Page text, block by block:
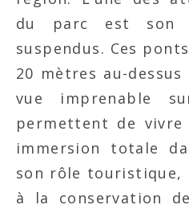
du parc est son
suspendus. Ces
20 mètres au-
vue imprenable
permettent de vivre
immersion totale
son rôle touristique,
à la conservation